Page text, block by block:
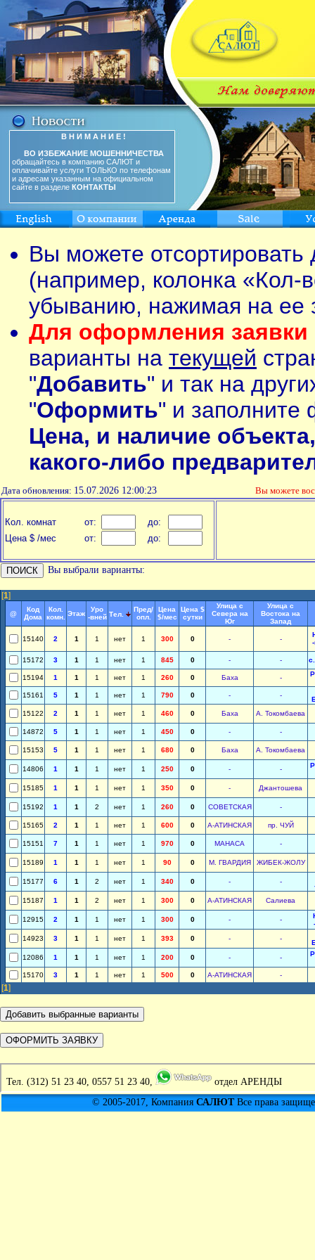
В Н И М А Н И Е !
ВО ИЗБЕЖАНИЕ МОШЕННИЧЕСТВА
обращайтесь в компанию САЛЮТ и
оплачивайте услуги ТОЛЬКО по телефонам
и адресам указанным на официальном
сайте в разделе КОНТАКТЫ
Вы можете
(например, колонка «Кол-
убыванию, нажимая на ее
Для оформления заявки
варианты на текущей
"Добавить" и так на
"Оформить" и заполните
Цена, и наличие
какого-либо
Дата обновления: 15.07.2026 12:00:23 Вы можете
Кол. комнат от:
до:
Цена $ /мес
от: до:
Вы выбрали варианты:
[1]
@
Код
Дома
Кол.
комн. Этаж
Уро
-вней Тел.
Пред/
опл.
Цена
$/мес
Цена $
сутки
Улица с
Севера на
Юг
Улица с
Востока на
Запад
15140 2 1 1 нет 1 300 0 - -
15172 3 1 1 нет 1 845 0 - -
15194 1 1 1 нет 1 260 0 Баха -
15161 5 1 1 нет 1 790 0 - -
15122
2 1 1 нет 1 460 0 Баха А. Токомбаева
14872 5 1 1 нет 1 450 0 - -
15153 5 1 1 нет 1 680 0 Баха А. Токомбаева
14806 1 1 1 нет 1 250 0 - -
15185 1 1 1 нет 1 350 0 - Джантошева
15192 1 1 2 нет 1 260 0 СОВЕТСКАЯ -
15165 2 1 1 нет 1 600 0 А-АТИНСКАЯ пр. ЧУЙ
15151 7 1 1 нет 1 970 0 МАНАСА -
15189 1 1 1 нет 1 90 0 М. ГВАРДИЯ ЖИБЕК-ЖОЛУ
15177 6 1 2 нет 1 340 0 - -
15187
1 1 2 нет 1 300 0 А-АТИНСКАЯ Салиева
12915 2 1 1 нет 1 300 0 - -
14923
3 1 1 нет 1 393 0 - -
12086
1 1 1 нет 1 200 0 - -
15170 3 1 1 нет 1 500 0 А-АТИНСКАЯ -
[1]
Тел. (312) 51 23 40, 0557 51 23 40,
отдел АРЕНДЫ
© 2005-2017, Компания САЛЮТВсе права